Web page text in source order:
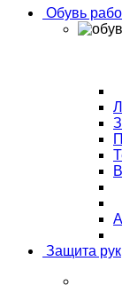
Обувь
Защита рук